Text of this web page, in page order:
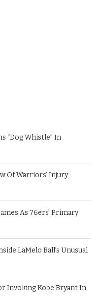
“Dog Whistle” In
Of Warriors’ Injury-
As 76ers’ Primary
LaMelo Ball’s Unusual
Invoking Kobe Bryant In